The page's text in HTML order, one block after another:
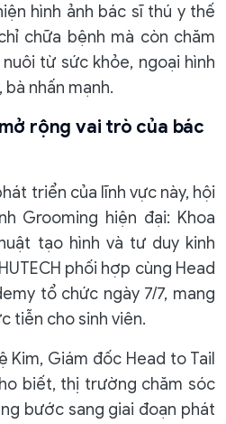
hình ảnh bác sĩ thú y thế
chữa bệnh mà còn chăm
từ sức khỏe, ngoại hình
nhấn mạnh.
rộng vai trò của bác
triển của lĩnh vực này, hội
Grooming hiện đại: Khoa
tạo hình và tư duy kinh
phối hợp cùng Head
tổ chức ngày 7/7, mang
tiễn cho sinh viên.
Kim, Giám đốc Head to Tail
biết, thị trường chăm sóc
bước sang giai đoạn phát